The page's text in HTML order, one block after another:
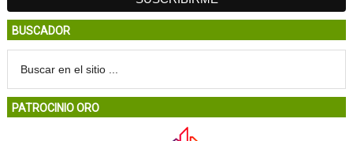
BUSCADOR
PATROCINIO ORO